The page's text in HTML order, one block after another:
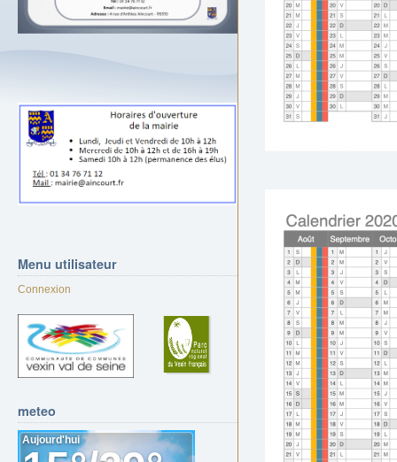
Menu utilisateur
Connexion
meteo